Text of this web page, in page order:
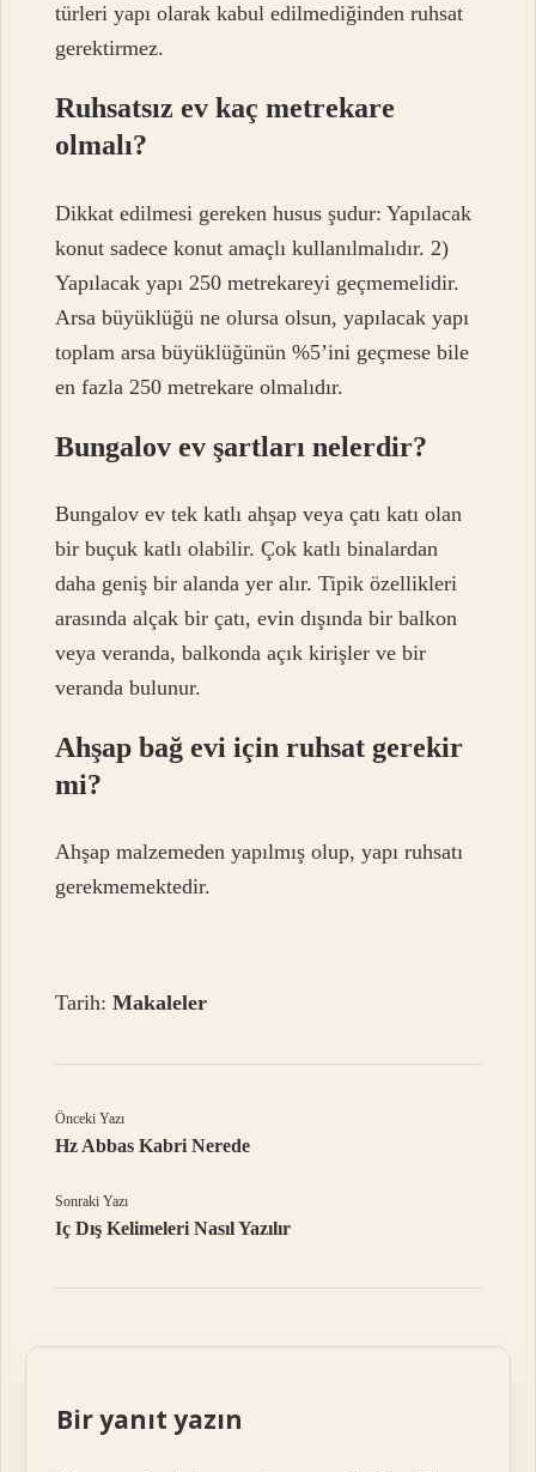
türleri yapı olarak kabul edilmediğinden ruhsat
gerektirmez.
Ruhsatsız ev kaç metrekare
olmalı?
Dikkat edilmesi gereken husus şudur: Yapılacak
konut sadece konut amaçlı kullanılmalıdır. 2)
Yapılacak yapı 250 metrekareyi geçmemelidir.
Arsa büyüklüğü ne olursa olsun, yapılacak yapı
toplam arsa büyüklüğünün %5’ini geçmese bile
en fazla 250 metrekare olmalıdır.
Bungalov ev şartları nelerdir?
Bungalov ev tek katlı ahşap veya çatı katı olan
bir buçuk katlı olabilir. Çok katlı binalardan
daha geniş bir alanda yer alır. Tipik özellikleri
arasında alçak bir çatı, evin dışında bir balkon
veya veranda, balkonda açık kirişler ve bir
veranda bulunur.
Ahşap bağ evi için ruhsat gerekir
mi?
Ahşap malzemeden yapılmış olup, yapı ruhsatı
gerekmemektedir.
Tarih:Makaleler
Önceki Yazı
Hz Abbas Kabri Nerede
Sonraki Yazı
Iç Dış Kelimeleri Nasıl Yazılır
Bir yanıt yazın